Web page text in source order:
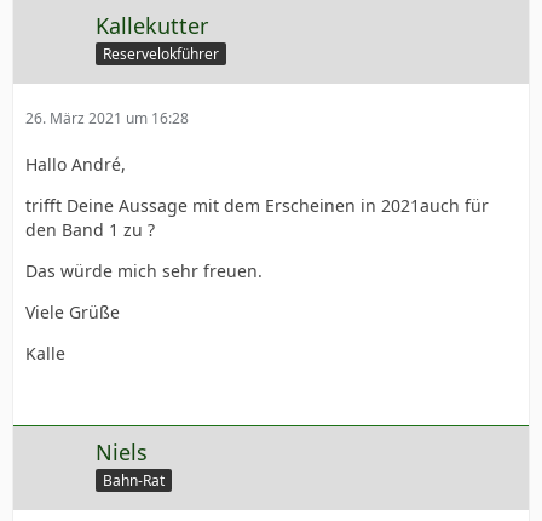
Kallekutter
Reservelokführer
26. März 2021 um 16:28
Hallo André,
trifft Deine Aussage mit dem Erscheinen in 2021auch für
den Band 1 zu ?
Das würde mich sehr freuen.
Viele Grüße
Kalle
Niels
Bahn-Rat